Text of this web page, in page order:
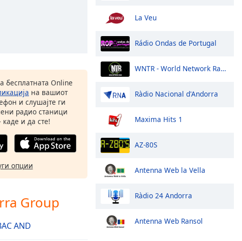
бесплатната Online
на вашиот
и слушајте ги
радио станици
каде и да сте!
опции
Group
AND
La Veu
Rádio Ondas de Portugal
WNTR - World Network Radio
Ràdio Nacional d'Andorra
Maxima Hits 1
AZ-80S
Antenna Web la Vella
Ràdio 24 Andorra
Antenna Web Ransol